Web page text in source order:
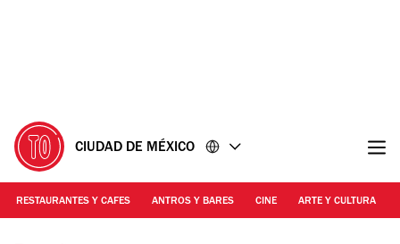
CIUDAD DE MÉXICO
RESTAURANTES Y CAFES ANTROS Y BARES CINE ARTE Y CULTURA
Foto: Alejandra Carbajal